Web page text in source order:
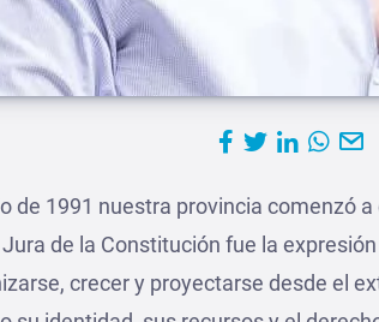
de 1991 nuestra provincia comenzó
de la Constitución fue la
crecer y proyectarse desde el